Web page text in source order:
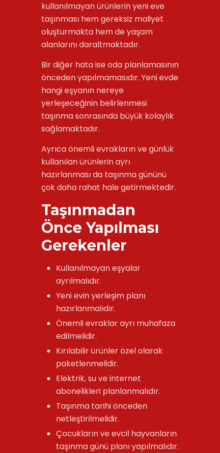
kullanılmayan ürünlerin yeni eve
taşınması hem gereksiz maliyet
oluşturmakta hem de yaşam
alanlarını daraltmaktadır.
Bir diğer hata ise oda planlamasının
önceden yapılmamasıdır. Yeni evde
hangi eşyanın nereye
yerleşeceğinin belirlenmesi
taşınma sonrasında büyük kolaylık
sağlamaktadır.
Ayrıca önemli evrakların ve günlük
kullanılan ürünlerin ayrı
hazırlanması da taşınma gününü
çok daha rahat hale getirmektedir.
Taşınmadan
Önce Yapılması
Gerekenler
Kullanılmayan eşyalar
ayrılmalıdır.
Yeni evin yerleşim planı
hazırlanmalıdır.
Önemli evraklar ayrı muhafaza
edilmelidir.
Kırılabilir ürünler özel olarak
paketlenmelidir.
Elektrik, su ve internet
abonelikleri planlanmalıdır.
Taşınma tarihi önceden
netleştirilmelidir.
Çocukların ve evcil hayvanların
taşınma günü planı yapılmalıdır.